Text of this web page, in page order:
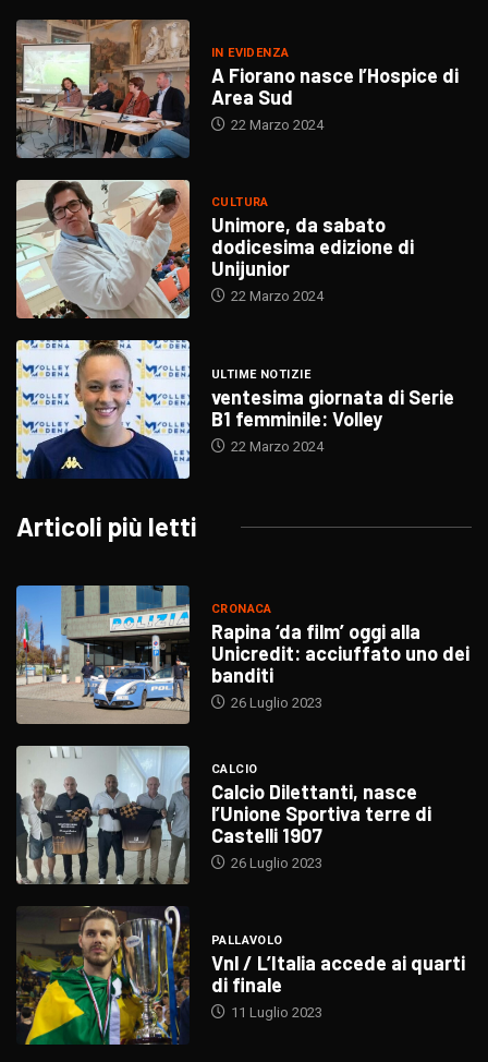
IN EVIDENZA
A Fiorano nasce l’Hospice di
Area Sud
22 Marzo 2024
CULTURA
Unimore, da sabato
dodicesima edizione di
Unijunior
22 Marzo 2024
ULTIME NOTIZIE
ventesima giornata di Serie
B1 femminile: Volley
22 Marzo 2024
Articoli più letti
CRONACA
Rapina ‘da film’ oggi alla
Unicredit: acciuffato uno dei
banditi
26 Luglio 2023
CALCIO
Calcio Dilettanti, nasce
l’Unione Sportiva terre di
Castelli 1907
26 Luglio 2023
PALLAVOLO
Vnl / L’Italia accede ai quarti
di finale
11 Luglio 2023